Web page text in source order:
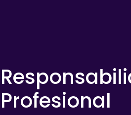
Profesional